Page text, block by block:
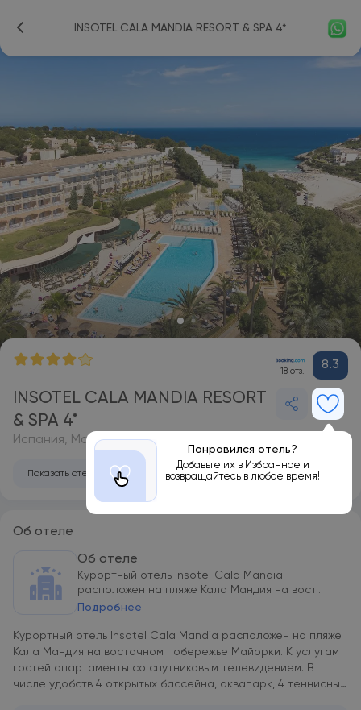
INSOTEL CALA MANDIA RESORT & SPA 4*
18 отз. 8.3
INSOTEL CALA MANDIA RESORT
& SPA 4*
Понравился отель?
Добавьте их в Избранное и
возвращайтесь в любое время!
Испания, Майорка
Показать отель на карте
Об отеле
Об отеле
Курортный отель Insotel Cala Mandia
расположен на пляже Кала Мандия на вост...
Подробнее
Курортный отель Insotel Cala Mandia расположен на пляже
Кала Мандия на восточном побережье Майорки. К услугам
гостей апартаменты со спутниковым телевидением. В
числе удобств 4 открытых бассейна, аквапарк, 4 теннисных